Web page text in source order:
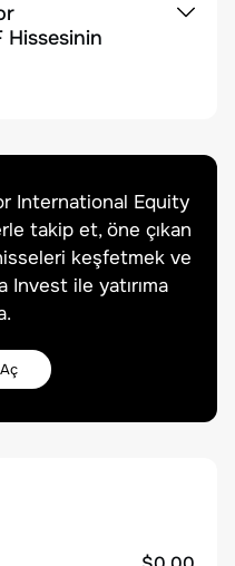
Hissesinin
International Equity
takip et, öne çıkan
keşfetmek ve
Invest ile yatırıma